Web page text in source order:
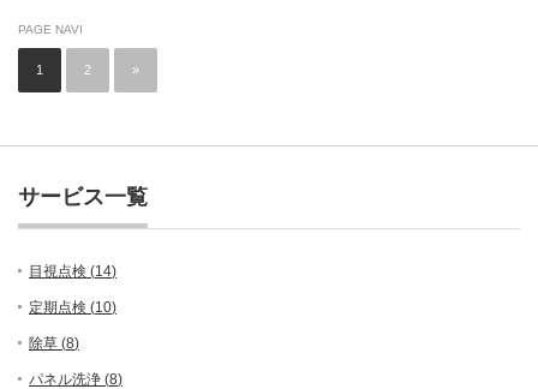
PAGE NAVI
1 2 »
サービス一覧
目視点検 (14)
定期点検 (10)
除草 (8)
パネル洗浄 (8)